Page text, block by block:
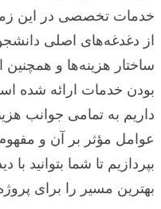
خدمات تخصصی در این
از دغدغه‌های اصلی
ساختار هزینه‌ها و
بودن خدمات ارائه شده
داریم به تمامی جوانب
عوامل مؤثر بر آن و
بپردازیم تا شما بتوانید
بهترین مسیر را برای